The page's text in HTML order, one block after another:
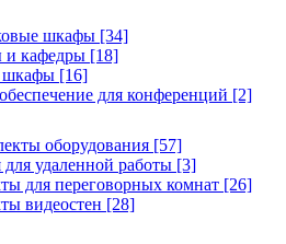
шкафы [34]
и кафедры [18]
шкафы [16]
для конференций [2]
оборудования [57]
удаленной работы [3]
для переговорных комнат [26]
видеостен [28]